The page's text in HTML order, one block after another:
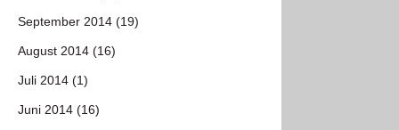
September 2014 (19)
August 2014 (16)
Juli 2014 (1)
Juni 2014 (16)